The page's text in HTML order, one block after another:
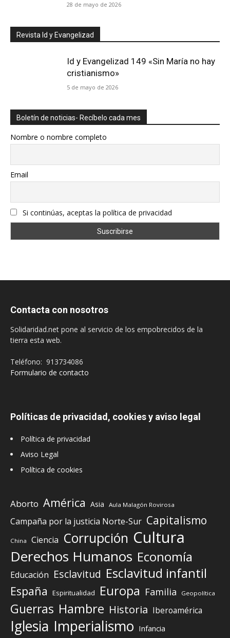
28 de mayo de 2026
Revista Id y Evangelizad
Id y Evangelizad 149 «Sin María no hay
cristianismo»
5 de mayo de 2026
Boletín de noticias- Recíbelo cada mes
Nombre o nombre completo
Email
Si continúas, aceptas la política de privacidad
Contacta con nosotros
Solidaridad.net pone al servicio de los empobrecidos de la
tierra esta web.
Teléfono: 913734086
Formulario de contacto
Políticas de privacidad, cookies y aviso legal
Política de privacidad
Aviso Legal
Política de cookies
Aborto América Asia Aula Malagón Rovirosa
Campaña por la justicia Norte-Sur Capitalismo
China Ciencia Corrupción Cultura
Derechos Humanos Economía
Educación Esclavitud Esclavitud infantil
España Espiritualidad Europa Familia Geopolítica
Guerras Hambre Historia Iberoamérica
Iglesia Imperialismo Infancia